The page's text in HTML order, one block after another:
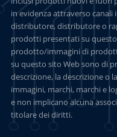
in evidenza attraverso
distributore, distributore o
prodotti presentati su
prodotto/immagini di
su questo sito Web sono di
descrizione, la descrizione o
immagini, marchi, marchi e
e non implicano alcuna
titolare dei diritti.